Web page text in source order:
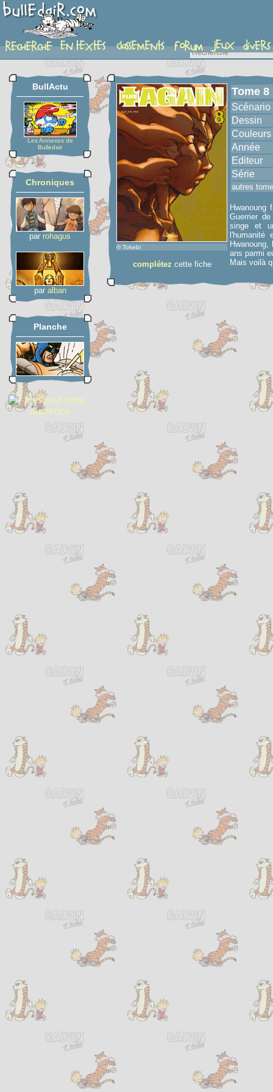
album
BullActu
Les Annexes de
Bulledair
Chroniques
par rohagus
par alban
Planche
© Tokebi
complétez cette fiche
Tome 8
Scénario
Dessin
Couleurs
Année
Editeur
Série
autres
Hwanoung
Guerrier
singe et
ans parmi
Mais voilà